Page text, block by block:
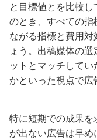
と目標値とを比較
のとき、すべての
ながる指標と費用
ょう。出稿媒体の
ットとマッチして
かといった視点で広
特に短期での成果
が出ない広告は早